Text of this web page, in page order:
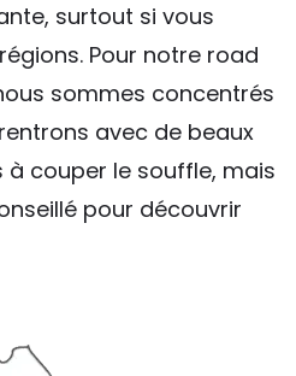
surtout si vous
Pour notre road
sommes concentrés
avec de beaux
à couper le souffle, mais
pour découvrir